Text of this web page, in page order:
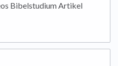
Bibelstudium Artikel